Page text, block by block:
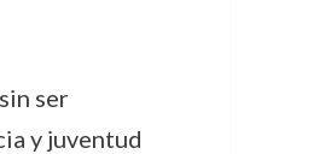
ser
y juventud